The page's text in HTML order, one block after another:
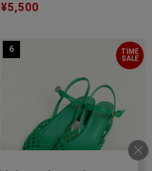
¥5,500
TIME
SALE
6